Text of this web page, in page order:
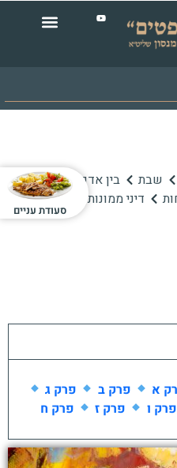
שבת
בין אדם לחברו
דיני ממונות
א פרק ב
פרק ג
פרק ו פרק ז פרק ח
סעודת עניים